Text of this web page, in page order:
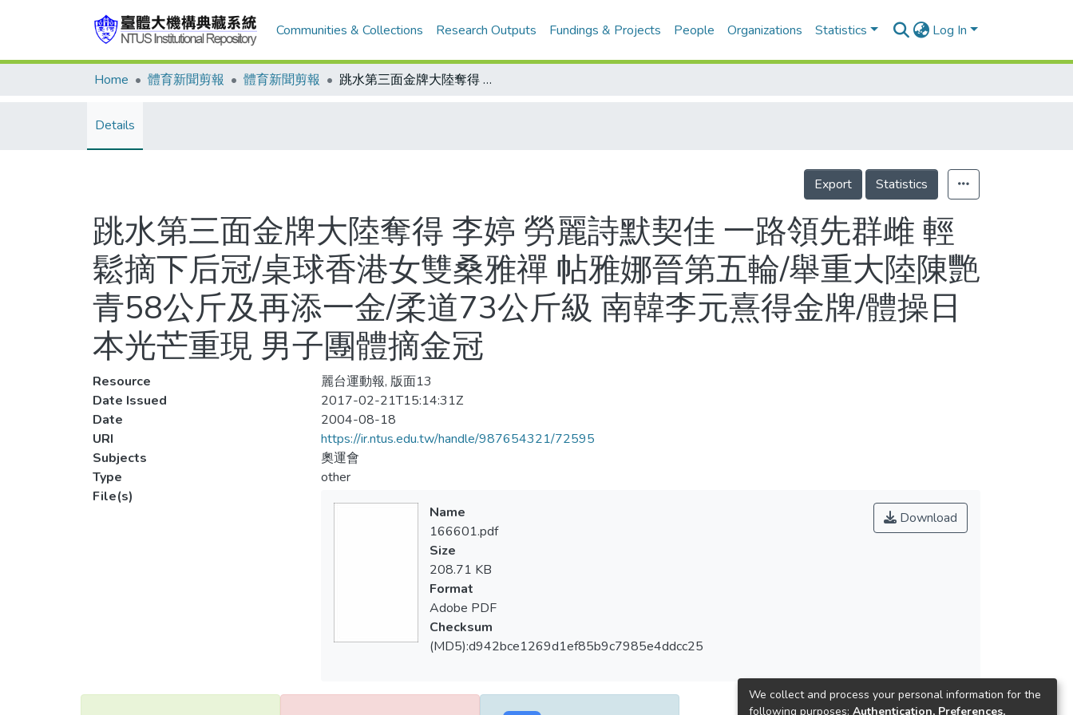
Communities & Collections Research Outputs Fundings & Projects People Organizations Statistics Log In
Home 體育新聞剪報 體育新聞剪報 跳水第三面金牌大陸奪得 李婷 勞麗詩默契佳 一路領先群雌 輕鬆摘下后冠/桌球香港女雙桑雅禪 帖雅娜晉第五輪/舉重大陸陳艷青58公斤及再添一金/柔道73公斤級 南韓李元熹得金牌/體操日本光芒重現 男子團體摘金冠
Details
Export Statistics
跳水第三面金牌大陸奪得 李婷 勞麗詩默契佳 一路領先群雌 輕
鬆摘下后冠/桌球香港女雙桑雅禪 帖雅娜晉第五輪/舉重大陸陳艷
青58公斤及再添一金/柔道73公斤級 南韓李元熹得金牌/體操日
本光芒重現 男子團體摘金冠
Resource
麗台運動報, 版面13
Date Issued
2017-02-21T15:14:31Z
Date
2004-08-18
URI
https://ir.ntus.edu.tw/handle/987654321/72595
Subjects
奧運會
Type
other
File(s)
Download
Name
166601.pdf
Size
208.71 KB
Format
Adobe PDF
Checksum
(MD5):d942bce1269d1ef85b9c7985e4ddcc25
We collect and process your personal information for the
following purposes: Authentication, Preferences,